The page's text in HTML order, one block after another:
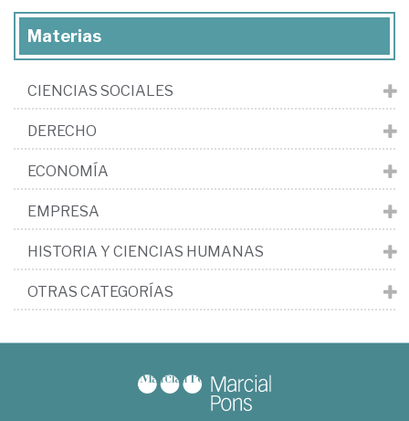
Materias
CIENCIAS SOCIALES
DERECHO
ECONOMÍA
EMPRESA
HISTORIA Y CIENCIAS HUMANAS
OTRAS CATEGORÍAS